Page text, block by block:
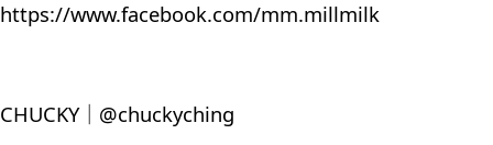
https://www.facebook.com/mm.millmilk
CHUCKY｜@chuckyching